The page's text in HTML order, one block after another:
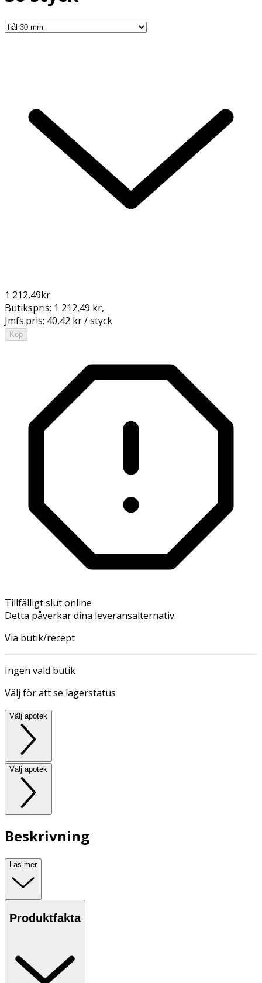
1 212,49kr
Butikspris: 1 212,49 kr,
Jmfs.pris: 40,42 kr / styck
Köp
Tillfälligt slut online
Detta påverkar dina leveransalternativ.
Via butik/recept
Ingen vald butik
Välj för att se lagerstatus
Välj apotek
Välj apotek
Beskrivning
Läs mer
Produktfakta